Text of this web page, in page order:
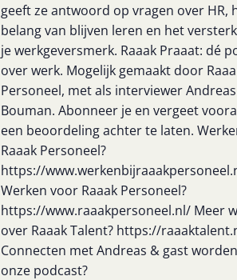
geeft ze antwoord op vragen over HR,
belang van blijven leren en het
je werkgeversmerk. Raaak Praaat: dé
over werk. Mogelijk gemaakt door
Personeel, met als interviewer Andreas
Bouman. Abonneer je en vergeet
een beoordeling achter te laten.
Raaak Personeel?
https://
Werken voor Raaak Personeel?
https://www.raaakpersoneel.nl/ Meer
over Raaak Talent? https://
Connecten met Andreas & gast
onze podcast?